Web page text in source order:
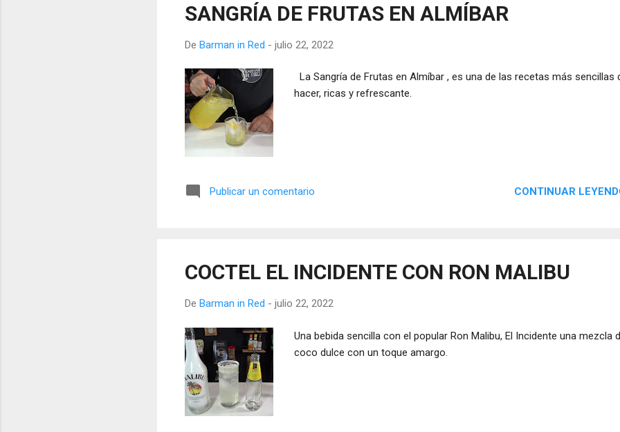
SANGRÍA DE FRUTAS EN ALMÍBAR
De Barman in Red - julio 22, 2022
La Sangría de Frutas en Almíbar , es una de las recetas más sencillas
hacer, ricas y refrescante.
Publicar un comentario CONTINUAR
COCTEL EL INCIDENTE CON RON MALIBU
De Barman in Red - julio 22, 2022
Una bebida sencilla con el popular Ron Malibu, El Incidente una mezcla
coco dulce con un toque amargo.